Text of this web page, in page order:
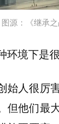
源：《继承之
境下是很
始人很厉
但他们最